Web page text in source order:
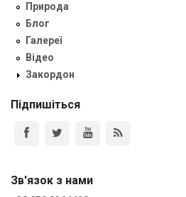
Природа
Блог
Галереї
Відео
Закордон
Підпишіться
Зв'язок з нами